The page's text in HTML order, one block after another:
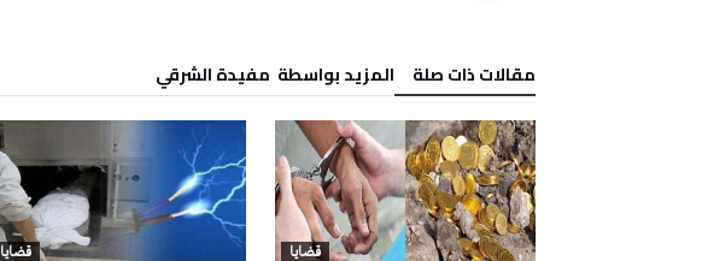
‫مقالات ذات صلة‬ ‫‫المزيد بواسطة‬ ‬ مفيدة الشرقي
قضايا قضايا